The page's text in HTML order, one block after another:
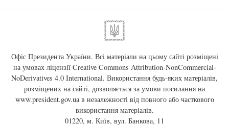
Офіс Президента України. Всі матеріали на цьому сайті розміщені
на умовах ліцензії Creative Commons Attribution-NonCommercial-
NoDerivatives 4.0 International. Використання будь-яких матеріалів,
розміщених на сайті, дозволяється за умови посилання на
www.president.gov.uaв незалежності від повного або часткового
використання матеріалів.
01220, м. Київ, вул. Банкова, 11